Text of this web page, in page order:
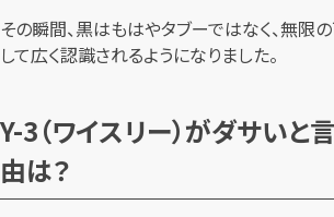
その瞬間、黒はもはやタブーではなく、無限
して広く認識されるようになりました。
Y-3（ワイスリー）がダサいと
由は？